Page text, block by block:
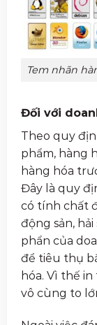
Tem nhãn
Đối với
Theo quy
phẩm, hàng
hàng hóa
Đây là quy
có tính chất
động sản,
phẩn của
để tiêu thụ
hóa. Vì thế
vô cùng to